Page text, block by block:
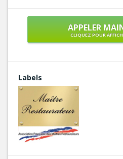
APPELER
CLIQUEZ POUR
Labels